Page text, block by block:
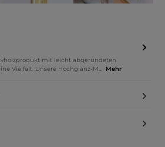
mit leicht abgerundeten
Vielfalt. Unsere Hochglanz-M… Mehr